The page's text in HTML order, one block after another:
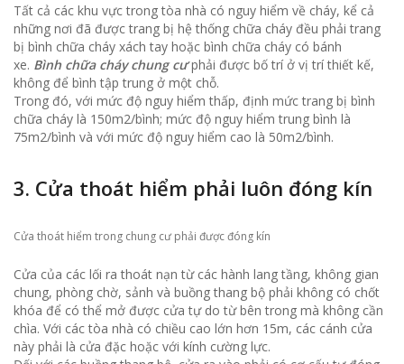
Tất cả các khu vực trong tòa nhà có nguy hiểm về cháy, kể cả
những nơi đã được trang bị hệ thống chữa cháy đều phải trang
bị bình chữa cháy xách tay hoặc bình chữa cháy có bánh
xe. Bình chữa cháy chung cưphải được bố trí ở vị trí thiết kế,
không để bình tập trung ở một chỗ.
Trong đó, với mức độ nguy hiểm thấp, định mức trang bị bình
chữa cháy là 150m2/bình; mức độ nguy hiểm trung bình là
75m2/bình và với mức độ nguy hiểm cao là 50m2/bình.
3. Cửa thoát hiểm phải luôn đóng kín
Cửa thoát hiểm trong chung cư phải được đóng kín
Cửa của các lối ra thoát nạn từ các hành lang tầng, không gian
chung, phòng chờ, sảnh và buồng thang bộ phải không có chốt
khóa để có thể mở được cửa tự do từ bên trong mà không cần
chìa. Với các tòa nhà có chiều cao lớn hơn 15m, các cánh cửa
này phải là cửa đặc hoặc với kính cường lực.